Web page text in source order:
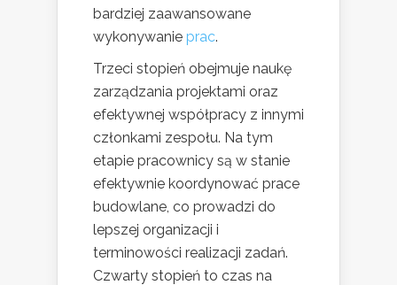
bardziej zaawansowane
wykonywanie prac.
Trzeci stopień obejmuje naukę
zarządzania projektami oraz
efektywnej współpracy z innymi
członkami zespołu. Na tym
etapie pracownicy są w stanie
efektywnie koordynować prace
budowlane, co prowadzi do
lepszej organizacji i
terminowości realizacji zadań.
Czwarty stopień to czas na